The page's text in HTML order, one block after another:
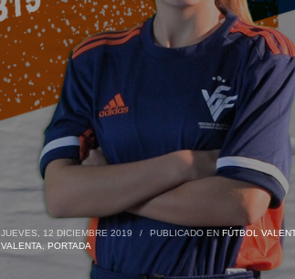
JUEVES, 12 DICIEMBRE 2019 / PUBLICADO EN FÚTBOL
VALENTA, PORTADA